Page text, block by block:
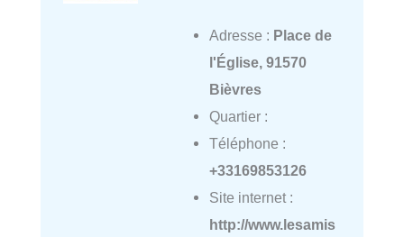
Adresse : Place de
l'Église, 91570
Bièvres
Quartier :
Téléphone :
+33169853126
Site internet :
http://www.lesamis